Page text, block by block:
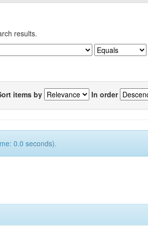
results.
items by In order
0.0 seconds).